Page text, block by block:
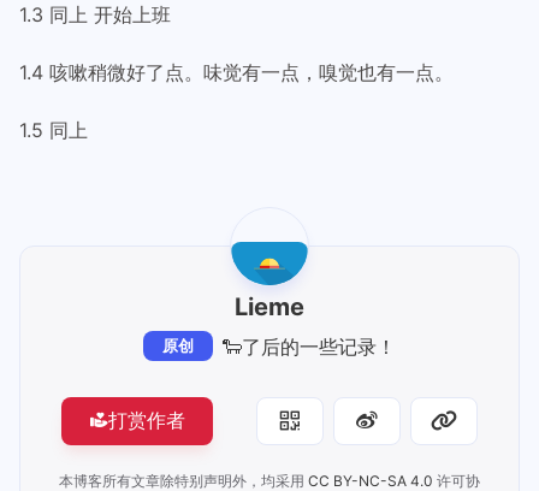
1.3 同上 开始上班
1.4 咳嗽稍微好了点。味觉有一点，嗅觉也有一点。
1.5 同上
Lieme
原创 🐑了后的一些记录！
打赏作者
本博客所有文章除特别声明外，均采用 CC BY-NC-SA 4.0 许可协